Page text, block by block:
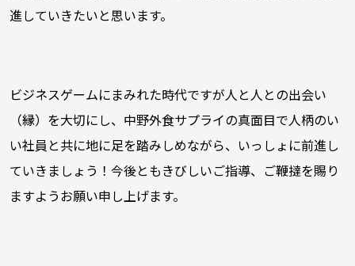
進していきたいと思います。
ビジネスゲームにまみれた時代ですが人と人との出会い
（縁）を大切にし、中野外食サプライの真面目で人柄のい
い社員と共に地に足を踏みしめながら、いっしょに前進し
ていきましょう！今後ともきびしいご指導、ご鞭撻を賜り
ますようお願い申し上げます。